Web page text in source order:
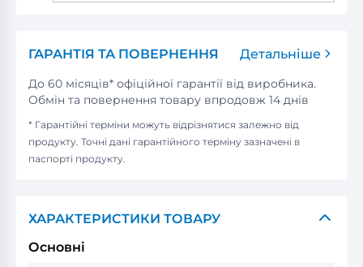
ГАРАНТІЯ ТА ПОВЕРНЕННЯ Детальніше
До 60 місяців* офіційної гарантії від виробника.
Обмін та повернення товару впродовж 14 днів
* Гарантійні терміни можуть відрізнятися залежно від
продукту. Точні дані гарантійного терміну зазначені в
паспорті продукту.
ХАРАКТЕРИСТИКИ ТОВАРУ
Основні